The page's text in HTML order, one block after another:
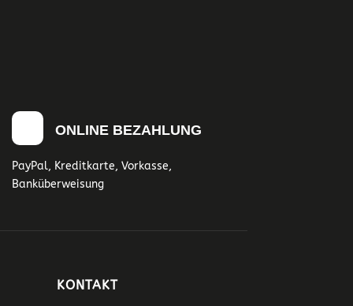
ONLINE BEZAHLUNG
PayPal, Kreditkarte, Vorkasse,
Banküberweisung
KONTAKT